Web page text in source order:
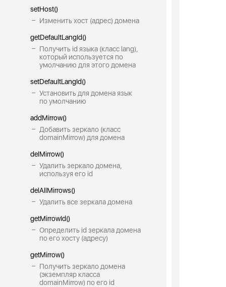
setHost()
Изменить хост (адрес) домена
getDefaultLangId()
Получить id языка (класс lang),
который используется по
умолчанию для этого домена
setDefaultLangId()
Установить для домена язык
по умолчанию
addMirrow()
Добавить зеркало (класс
domainMirrow) для домена
delMirrow()
Удалить зеркало домена,
используя его id
delAllMirrows()
Удалить все зеркала домена
getMirrowId()
Определить id зеркала домена
по его хосту (адресу)
getMirrow()
Получить зеркало домена
(экземпляр класса
domainMirrow) по его id